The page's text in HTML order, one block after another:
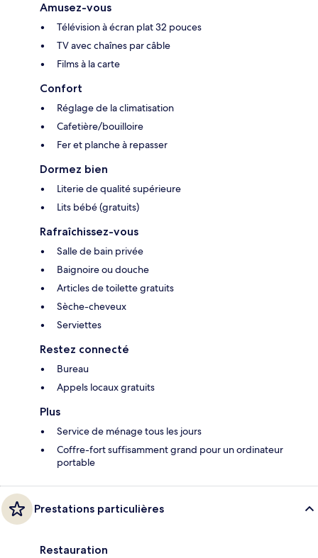
Amusez-vous
Télévision à écran plat 32 pouces
TV avec chaînes par câble
Films à la carte
Confort
Réglage de la climatisation
Cafetière/bouilloire
Fer et planche à repasser
Dormez bien
Literie de qualité supérieure
Lits bébé (gratuits)
Rafraîchissez-vous
Salle de bain privée
Baignoire ou douche
Articles de toilette gratuits
Sèche-cheveux
Serviettes
Restez connecté
Bureau
Appels locaux gratuits
Plus
Service de ménage tous les jours
Coffre-fort suffisamment grand pour un ordinateur
portable
Prestations particulières
Restauration